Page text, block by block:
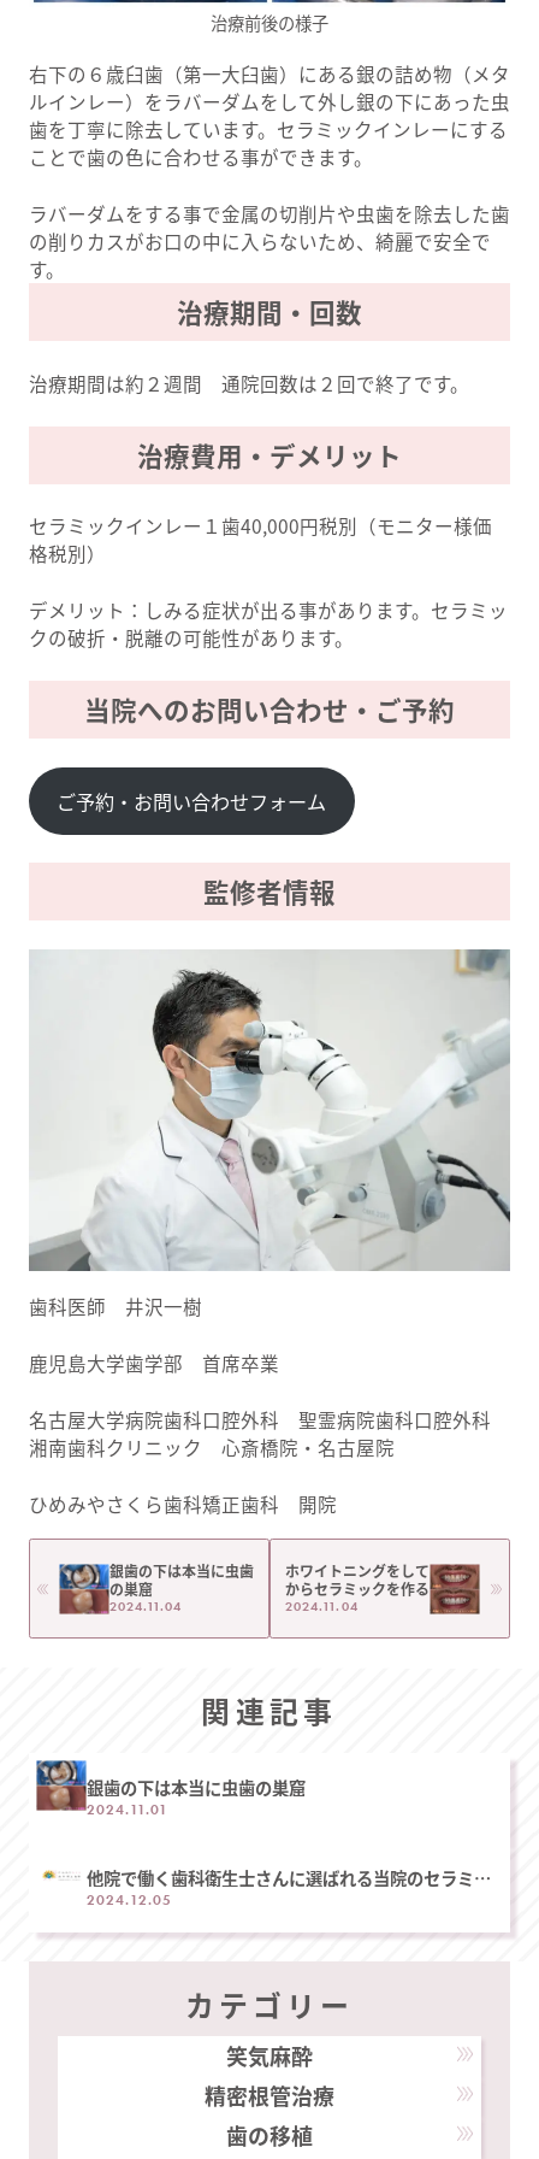
治療前後の様子
右下の６歳臼歯（第一大臼歯）にある銀の詰め物（メタ
ルインレー）をラバーダムをして外し銀の下にあった虫
歯を丁寧に除去しています。セラミックインレーにする
ことで歯の色に合わせる事ができます。
ラバーダムをする事で金属の切削片や虫歯を除去した歯
の削りカスがお口の中に入らないため、綺麗で安全で
す。
治療期間・回数
治療期間は約２週間 通院回数は２回で終了です。
治療費用・デメリット
セラミックインレー１歯40,000円税別（モニター様価
格税別）
デメリット：しみる症状が出る事があります。セラミッ
クの破折・脱離の可能性があります。
当院へのお問い合わせ・ご予約
ご予約・お問い合わせフォーム
監修者情報
歯科医師 井沢一樹
鹿児島大学歯学部 首席卒業
名古屋大学病院歯科口腔外科 聖霊病院歯科口腔外科
湘南歯科クリニック 心斎橋院・名古屋院
ひめみやさくら歯科矯正歯科 開院
銀歯の下は本当に虫歯
の巣窟
2024.11.04
ホワイトニングをして
からセラミックを作る
2024.11.04
関連記事
銀歯の下は本当に虫歯の巣窟
2024.11.01
他院で働く歯科衛生士さんに選ばれる当院のセラミッ
ク治療
2024.12.05
カテゴリー
笑気麻酔
精密根管治療
歯の移植